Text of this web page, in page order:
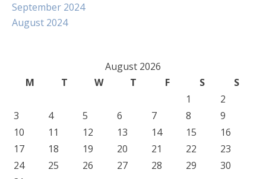
September 2024
August 2024
August 2026
M
T W T F S
S
1
2
3
4 5 6 7 8
9
10
11 12 13 14 15
16
17
18 19 20 21 22
23
24
25 26 27 28 29
30